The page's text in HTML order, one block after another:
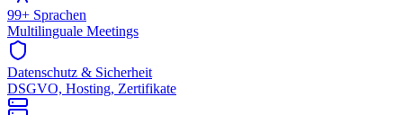
99+ Sprachen
Multilinguale Meetings
Datenschutz & Sicherheit
DSGVO, Hosting, Zertifikate